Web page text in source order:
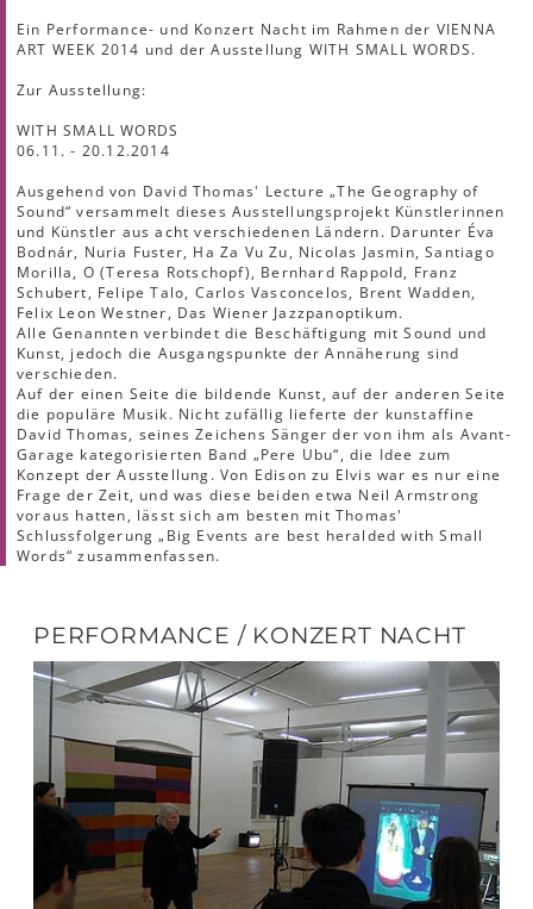
Ein Performance- und Konzert Nacht im Rahmen der VIENNA
ART WEEK 2014 und der Ausstellung WITH SMALL WORDS.
Zur Ausstellung:
WITH SMALL WORDS
06.11. - 20.12.2014
Ausgehend von David Thomas' Lecture „The Geography of
Sound“ versammelt dieses Ausstellungsprojekt Künstlerinnen
und Künstler aus acht verschiedenen Ländern. Darunter Éva
Bodnár, Nuria Fuster, Ha Za Vu Zu, Nicolas Jasmin, Santiago
Morilla, O (Teresa Rotschopf), Bernhard Rappold, Franz
Schubert, Felipe Talo, Carlos Vasconcelos, Brent Wadden,
Felix Leon Westner, Das Wiener Jazzpanoptikum.
Alle Genannten verbindet die Beschäftigung mit Sound und
Kunst, jedoch die Ausgangspunkte der Annäherung sind
verschieden.
Auf der einen Seite die bildende Kunst, auf der anderen Seite
die populäre Musik. Nicht zufällig lieferte der kunstaffine
David Thomas, seines Zeichens Sänger der von ihm als Avant-
Garage kategorisierten Band „Pere Ubu“, die Idee zum
Konzept der Ausstellung. Von Edison zu Elvis war es nur eine
Frage der Zeit, und was diese beiden etwa Neil Armstrong
voraus hatten, lässt sich am besten mit Thomas'
Schlussfolgerung „Big Events are best heralded with Small
Words“ zusammenfassen.
PERFORMANCE / KONZERT NACHT